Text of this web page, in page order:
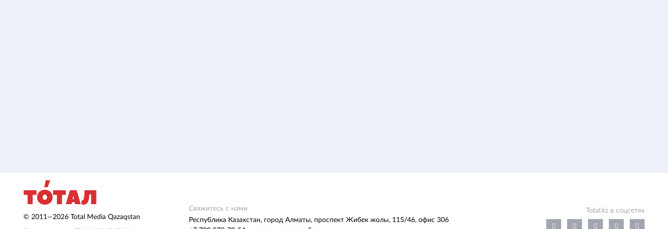
© 2011—2026 Total Media Qazaqstan
Свяжитесь с нами
Республика Казахстан, город Алматы, проспект Жибек жолы, 115/46, офис 306
Total.kz в соцсетях